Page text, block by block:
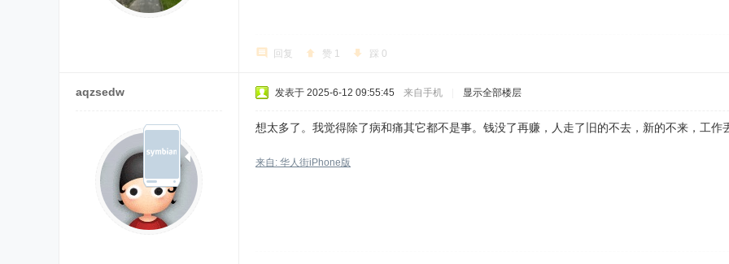
回复 赞 1 踩 0
aqzsedw 发表于 2025-6-12 09:55:45 来自手机 显示全部楼层
想太多了。我觉得除了病和痛其它都不是事。钱没了再赚，人走了旧的不去，新的不来，工作
来自: 华人街iPhone版